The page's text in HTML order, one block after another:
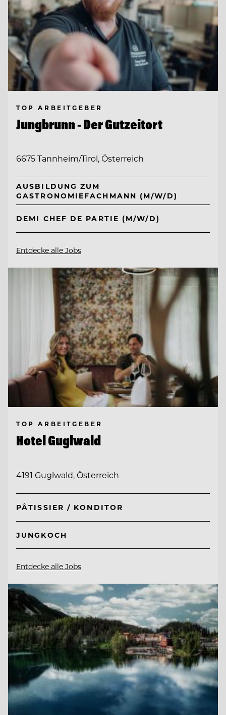
TOP ARBEITGEBER
Jungbrunn - Der Gutzeitort
6675 Tannheim/Tirol, Österreich
AUSBILDUNG ZUM
GASTRONOMIEFACHMANN (M/W/D)
DEMI CHEF DE PARTIE (M/W/D)
Entdecke alle Jobs
TOP ARBEITGEBER
Hotel Guglwald
4191 Guglwald, Österreich
PÂTISSIER / KONDITOR
JUNGKOCH
Entdecke alle Jobs